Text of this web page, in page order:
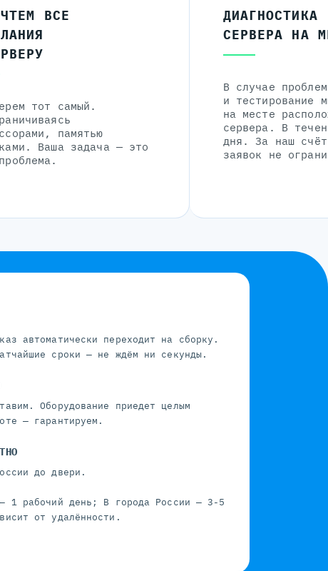
ВСЕ
тот самый.
памятью
Ваша задача — это
ДИАГНОСТИКА
СЕРВЕРА НА
В случае
и тестирование
на месте
сервера. В
дня. За наш
заявок не
автоматически переходит на сборку.
сроки — не ждём ни секунды.
Оборудование приедет целым
— гарантируем.
до двери.
1 рабочий день; В города России — 3-5
от удалённости.